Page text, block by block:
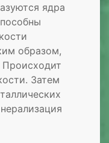
ядра
образом,
Происходит
Затем